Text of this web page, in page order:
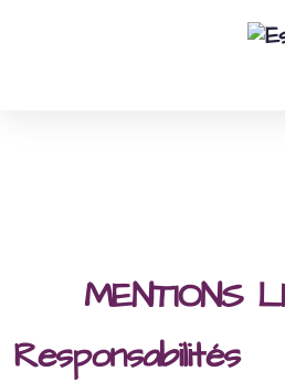
MENTIONS
Responsabilités